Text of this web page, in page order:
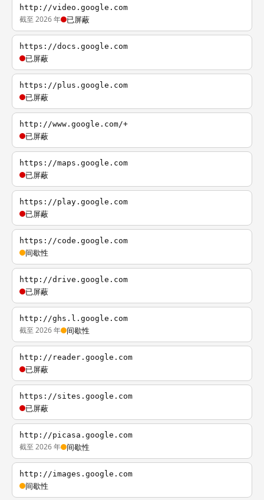
http://video.google.com
截至 2026 年 已屏蔽
https://docs.google.com
已屏蔽
https://plus.google.com
已屏蔽
http://www.google.com/+
已屏蔽
https://maps.google.com
已屏蔽
https://play.google.com
已屏蔽
https://code.google.com
间歇性
http://drive.google.com
已屏蔽
http://ghs.l.google.com
截至 2026 年 间歇性
http://reader.google.com
已屏蔽
https://sites.google.com
已屏蔽
http://picasa.google.com
截至 2026 年 间歇性
http://images.google.com
间歇性